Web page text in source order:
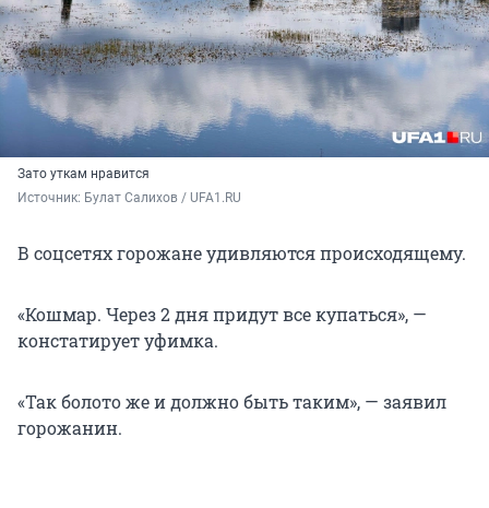
Зато уткам нравится
Источник: Булат Салихов / UFA1.RU
В соцсетях горожане удивляются происходящему.
«Кошмар. Через 2 дня придут все купаться», —
констатирует уфимка.
«Так болото же и должно быть таким», — заявил
горожанин.